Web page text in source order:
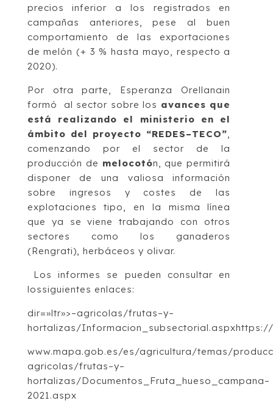
preciosinferior a los registrados en
campañas anteriores, pese al buen
comportamiento de las exportaciones
de melón (+ 3 % hasta mayo, respecto a
2020).
Por otra parte, Esperanza Orellanain
formó al sector sobre los avances que
está realizando el ministerio en el
ámbito del proyecto “REDES–TECO”,
comenzando por el sector de la
producción de melocotón, que permitirá
disponer de una valiosa información
sobre ingresos y costes de las
explotaciones tipo, en la misma línea
que ya se viene trabajando con otros
sectores como los ganaderos
(Rengrati), herbáceos y olivar.
Los informes se pueden consultar en
lossiguientes enlaces:
dir=»ltr»>–agricolas/frutas–y–
hortalizas/Informacion_subsectorial.aspxhttps://
www.mapa.gob.es/es/agricultura/temas/
agricolas/frutas–y–
hortalizas/Documentos_Fruta_hueso_ campana–
2021.aspx